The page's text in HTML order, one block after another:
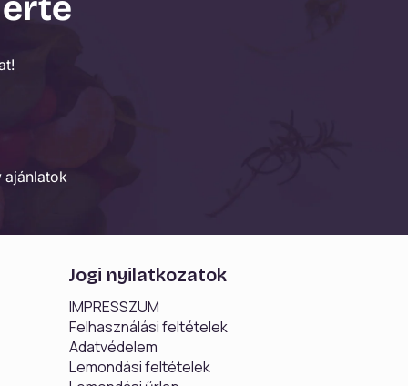
ajánlatok
Jogi nyilatkozatok
IMPRESSZUM
Felhasználási feltételek
Adatvédelem
Lemondási feltételek